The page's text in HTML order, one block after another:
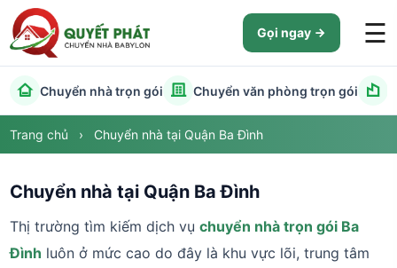
Gọi ngay ☰
Chuyển nhà trọn gói Chuyển văn phòng trọn gói
Trang chủ › Chuyển nhà tại Quận Ba Đình
Chuyển nhà tại Quận Ba Đình
Thị trường tìm kiếm dịch vụchuyển nhà trọn gói Ba
Đình luôn ở mức cao do đây là khu vực lõi, trung tâm